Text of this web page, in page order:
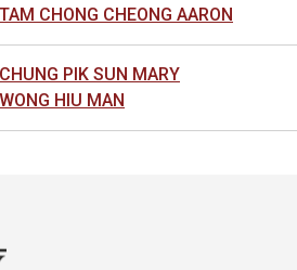
CHONG CHEONG AARON
PIK SUN MARY
HIU MAN